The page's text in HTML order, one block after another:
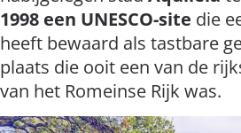
1998 een UNESCO-site die
heeft bewaard als tastbare
plaats die ooit een van de
van het Romeinse Rijk was.